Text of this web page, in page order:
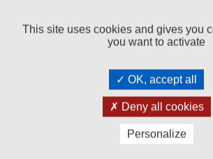
This site uses cookies and gives you
you want to activate
OK, accept all
Deny all cookies
Personalize